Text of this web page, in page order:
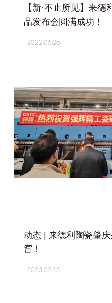
【新·不止所见】来
品发布会圆满成功！
2022-06-26
动态 | 来德利陶瓷肇
窑！
2023-02-15